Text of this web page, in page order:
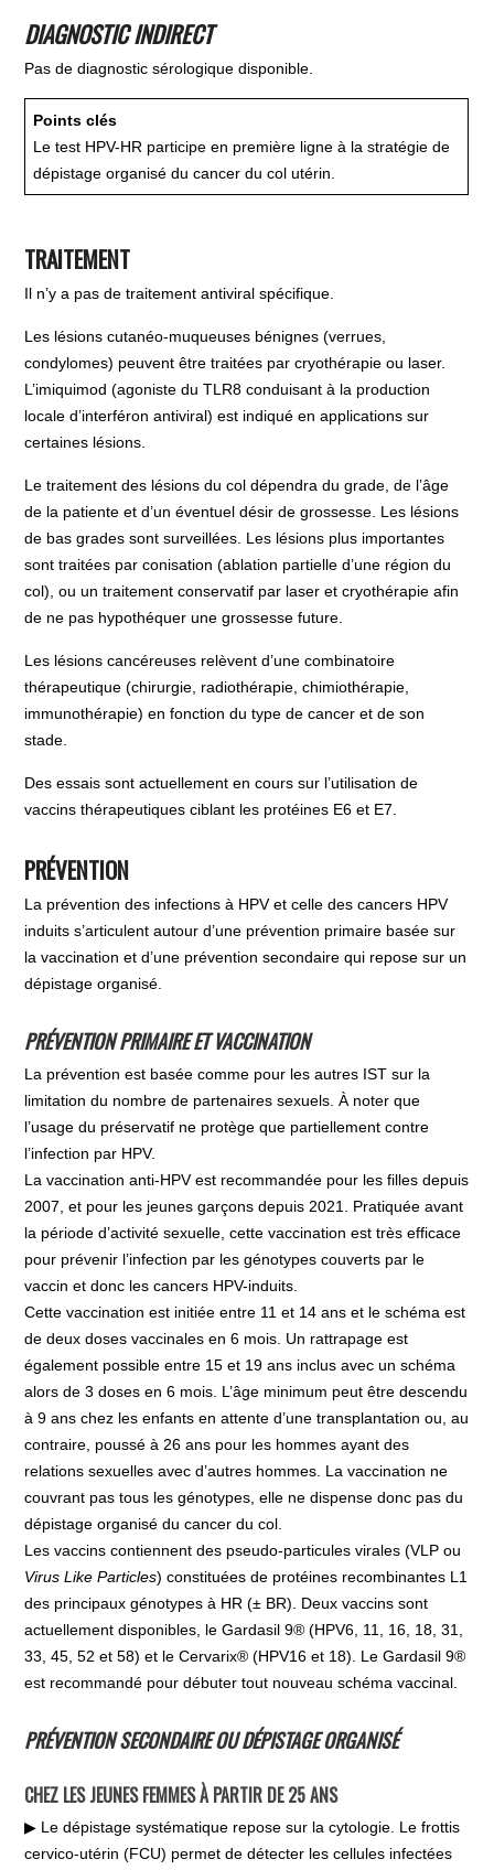
DIAGNOSTIC INDIRECT
Pas de diagnostic sérologique disponible.
Points clés
Le test HPV-HR participe en première ligne à la stratégie de
dépistage organisé du cancer du col utérin.
TRAITEMENT
Il n’y a pas de traitement antiviral spécifique.
Les lésions cutanéo-muqueuses bénignes (verrues,
condylomes) peuvent être traitées par cryothérapie ou laser.
L’imiquimod (agoniste du TLR8 conduisant à la production
locale d’interféron antiviral) est indiqué en applications sur
certaines lésions.
Le traitement des lésions du col dépendra du grade, de l’âge
de la patiente et d’un éventuel désir de grossesse. Les lésions
de bas grades sont surveillées. Les lésions plus importantes
sont traitées par conisation (ablation partielle d’une région du
col), ou un traitement conservatif par laser et cryothérapie afin
de ne pas hypothéquer une grossesse future.
Les lésions cancéreuses relèvent d’une combinatoire
thérapeutique (chirurgie, radiothérapie, chimiothérapie,
immunothérapie) en fonction du type de cancer et de son
stade.
Des essais sont actuellement en cours sur l’utilisation de
vaccins thérapeutiques ciblant les protéines E6 et E7.
PRÉVENTION
La prévention des infections à HPV et celle des cancers HPV
induits s’articulent autour d’une prévention primaire basée sur
la vaccination et d’une prévention secondaire qui repose sur un
dépistage organisé.
PRÉVENTION PRIMAIRE ET VACCINATION
La prévention est basée comme pour les autres IST sur la
limitation du nombre de partenaires sexuels. À noter que
l’usage du préservatif ne protège que partiellement contre
l’infection par HPV.
La vaccination anti-HPV est recommandée pour les filles depuis
2007, et pour les jeunes garçons depuis 2021. Pratiquée avant
la période d’activité sexuelle, cette vaccination est très efficace
pour prévenir l’infection par les génotypes couverts par le
vaccin et donc les cancers HPV-induits.
Cette vaccination est initiée entre 11 et 14 ans et le schéma est
de deux doses vaccinales en 6 mois. Un rattrapage est
également possible entre 15 et 19 ans inclus avec un schéma
alors de 3 doses en 6 mois. L’âge minimum peut être descendu
à 9 ans chez les enfants en attente d’une transplantation ou, au
contraire, poussé à 26 ans pour les hommes ayant des
relations sexuelles avec d’autres hommes. La vaccination ne
couvrant pas tous les génotypes, elle ne dispense donc pas du
dépistage organisé du cancer du col.
Les vaccins contiennent des pseudo-particules virales (VLP ou
Virus Like Particles) constituées de protéines recombinantes L1
des principaux génotypes à HR (± BR). Deux vaccins sont
actuellement disponibles, le Gardasil 9® (HPV6, 11, 16, 18, 31,
33, 45, 52 et 58) et le Cervarix® (HPV16 et 18). Le Gardasil 9®
est recommandé pour débuter tout nouveau schéma vaccinal.
PRÉVENTION SECONDAIRE OU DÉPISTAGE ORGANISÉ
CHEZ LES JEUNES FEMMES À PARTIR DE 25 ANS
▶ Le dépistage systématique repose sur la cytologie. Le frottis
cervico-utérin (FCU) permet de détecter les cellules infectées